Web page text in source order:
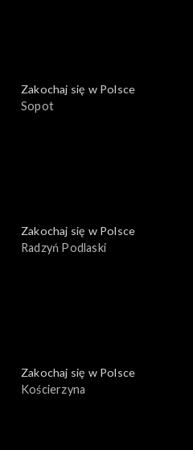
Zakochaj się w Polsce
Sopot
Zakochaj się w Polsce
Radzyń Podlaski
Zakochaj się w Polsce
Kościerzyna